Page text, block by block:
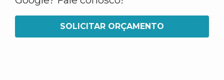
SOLICITAR ORÇAMENTO